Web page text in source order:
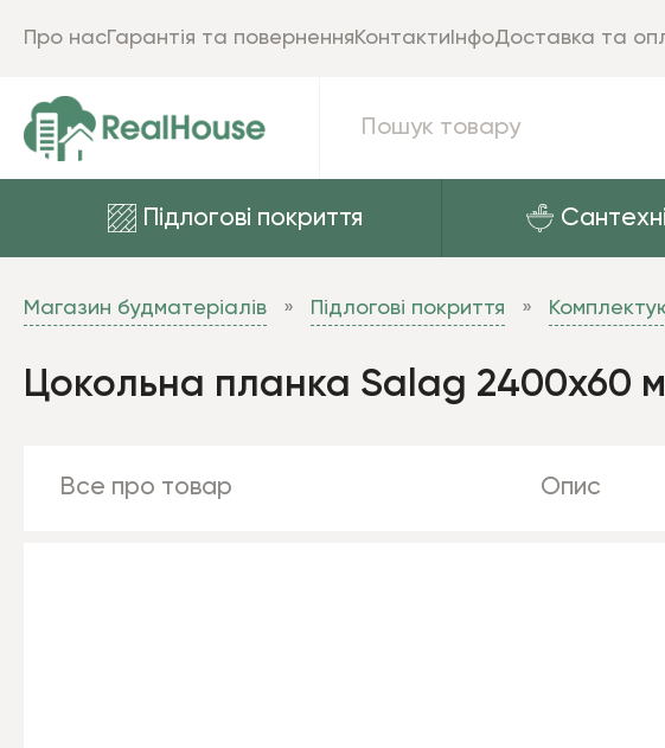
Підлогові покриття
Про насГарантія та поверненняКонтакти ІнфоДоставка та
Магазин будматеріалів Підлогові покриття
Цокольна планка Salag 2400х60
Все про товар Опис